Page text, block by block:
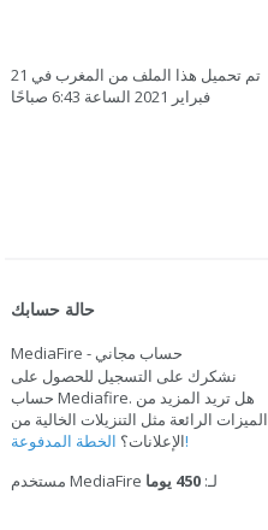
تم تحميل هذا الملف من المغرب في 21
فبراير 2021 الساعة 6:43 صباحًا
حالة حسابك
MediaFire - حساب مجاني
نشكرك على التسجيل للحصول على
حساب Mediafire. هل تريد المزيد من
الميزات الرائعة مثل التنزيلات الخالية من
الإعلانات؟الخطة المدفوعة!
مستخدم MediaFire لـ:450 يوما